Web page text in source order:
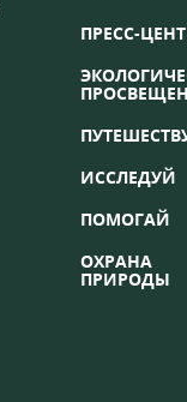
ПРЕСС-
ИССЛЕДУЙ
ПОМОГАЙ
ОХРАНА
ПРИРОДЫ